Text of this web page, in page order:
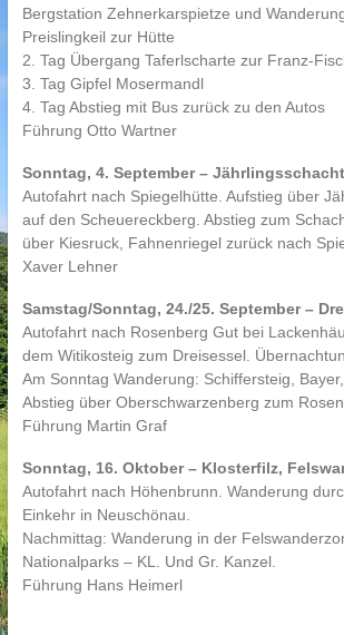
Bergstation Zehnerkarspietze und
Preislingkeil zur Hütte
2. Tag Übergang Taferlscharte zur Franz-
3. Tag Gipfel Mosermandl
4. Tag Abstieg mit Bus zurück zu den Autos
Führung Otto Wartner
Sonntag, 4. September –
Autofahrt nach Spiegelhütte. Aufstieg über
auf den Scheuereckberg. Abstieg zum
über Kiesruck, Fahnenriegel zurück nach
Xaver Lehner
Samstag/Sonntag, 24./25. September –
Autofahrt nach Rosenberg Gut bei
dem Witikosteig zum Dreisessel.
Am Sonntag Wanderung: Schiffersteig,
Abstieg über Oberschwarzenberg zum
Führung Martin Graf
Sonntag, 16. Oktober – Klosterfilz,
Autofahrt nach Höhenbrunn. Wanderung
Einkehr in Neuschönau.
Nachmittag: Wanderung in der
Nationalparks – KL. Und Gr. Kanzel.
Führung Hans Heimerl